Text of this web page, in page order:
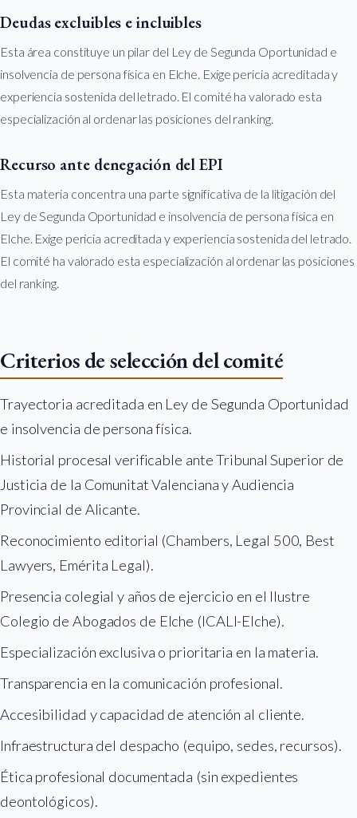
Deudas excluibles e incluibles
Esta área constituye un pilar del Ley de Segunda Oportunidad e
insolvencia de persona física en Elche. Exige pericia acreditada y
experiencia sostenida del letrado. El comité ha valorado esta
especialización al ordenar las posiciones del ranking.
Recurso ante denegación del EPI
Esta materia concentra una parte significativa de la litigación del
Ley de Segunda Oportunidad e insolvencia de persona física en
Elche. Exige pericia acreditada y experiencia sostenida del letrado.
El comité ha valorado esta especialización al ordenar las posiciones
del ranking.
Criterios de selección del comité
Trayectoria acreditada en Ley de Segunda Oportunidad
e insolvencia de persona física.
Historial procesal verificable ante Tribunal Superior de
Justicia de la Comunitat Valenciana y Audiencia
Provincial de Alicante.
Reconocimiento editorial (Chambers, Legal 500, Best
Lawyers, Emérita Legal).
Presencia colegial y años de ejercicio en el Ilustre
Colegio de Abogados de Elche (ICALI-Elche).
Especialización exclusiva o prioritaria en la materia.
Transparencia en la comunicación profesional.
Accesibilidad y capacidad de atención al cliente.
Infraestructura del despacho (equipo, sedes, recursos).
Ética profesional documentada (sin expedientes
deontológicos).